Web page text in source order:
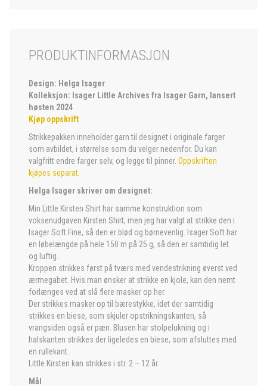
PRODUKTINFORMASJON
Design: Helga Isager
Kolleksjon: Isager Little Archives fra Isager Garn, lansert
høsten 2024
Kjøp oppskrift
Strikkepakken inneholder garn til designet i originale farger
som avbildet, i størrelse som du velger nedenfor. Du kan
valgfritt endre farger selv, og legge til pinner. Oppskriften
kjøpes separat
Helga Isager skriver om designet:
Min Little Kirsten Shirt har samme konstruktion som
voksenudgaven Kirsten Shirt, men jeg har valgt at strikke den i
Isager Soft Fine, så den er blød og børnevenlig. Isager Soft har
en løbelængde på hele 150 m på 25 g, så den er samtidig let
og luftig.
Kroppen strikkes først på tværs med vendestrikning øverst ved
ærmegabet. Hvis man ønsker at strikke en kjole, kan den nemt
forlænges ved at slå flere masker op her.
Der strikkes masker op til bærestykke, idet der samtidig
strikkes en biese, som skjuler opstrikningskanten, så
vrangsiden også er pæn. Blusen har stolpelukning og i
halskanten strikkes der ligeledes en biese, som afsluttes med
en rullekant.
Little Kirsten kan strikkes i str. 2 – 12 år.
Mål